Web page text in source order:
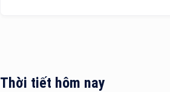
Thời tiết hôm nay